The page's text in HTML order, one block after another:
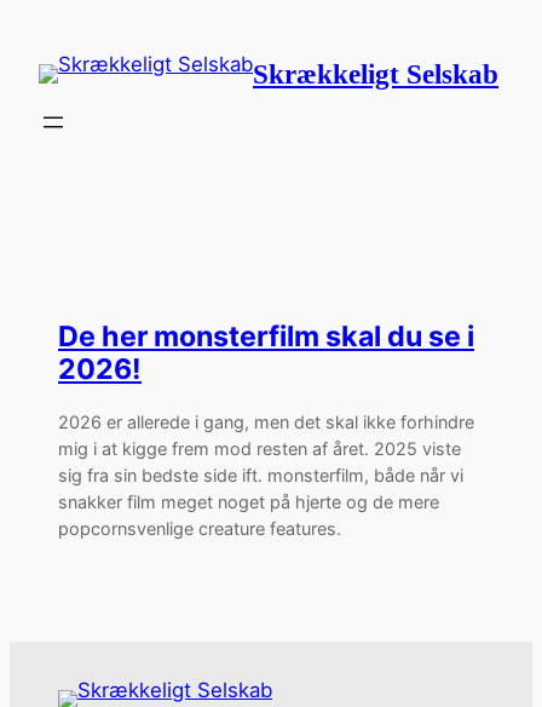
indhold
Skrækkeligt Selskab
De her monsterfilm skal du se i
2026!
2026 er allerede i gang, men det skal ikke forhindre
mig i at kigge frem mod resten af året. 2025 viste
sig fra sin bedste side ift. monsterfilm, både når vi
snakker film meget noget på hjerte og de mere
popcornsvenlige creature features.